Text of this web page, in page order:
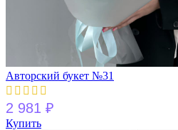
Авторский букет №31
2 981 ₽
Купить